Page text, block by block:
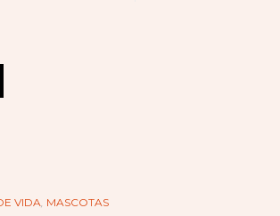
VIDA, MASCOTAS